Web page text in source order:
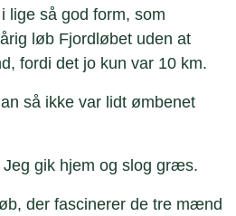
lige så god form, som
løb Fjordløbet uden at
fordi det jo kun var 10 km.
så ikke var lidt ømbenet
gik hjem og slog græs.
der fascinerer de tre mænd